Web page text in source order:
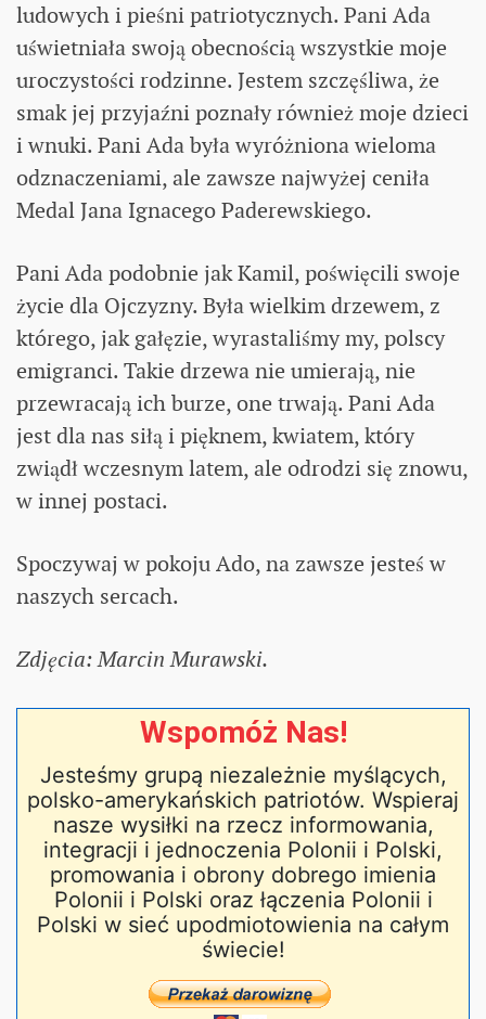
ludowych i pieśni patriotycznych. Pani Ada
uświetniała swoją obecnością wszystkie moje
uroczystości rodzinne. Jestem szczęśliwa, że
smak jej przyjaźni poznały również moje dzieci
i wnuki. Pani Ada była wyróżniona wieloma
odznaczeniami, ale zawsze najwyżej ceniła
Medal Jana Ignacego Paderewskiego.
Pani Ada podobnie jak Kamil, poświęcili swoje
życie dla Ojczyzny. Była wielkim drzewem, z
którego, jak gałęzie, wyrastaliśmy my, polscy
emigranci. Takie drzewa nie umierają, nie
przewracają ich burze, one trwają. Pani Ada
jest dla nas siłą i pięknem, kwiatem, który
zwiądł wczesnym latem, ale odrodzi się znowu,
w innej postaci.
Spoczywaj w pokoju Ado, na zawsze jesteś w
naszych sercach.
Zdjęcia: Marcin Murawski.
Wspomóż Nas!
Jesteśmy grupą niezależnie myślących,
polsko-amerykańskich patriotów. Wspieraj
nasze wysiłki na rzecz informowania,
integracji i jednoczenia Polonii i Polski,
promowania i obrony dobrego imienia
Polonii i Polski oraz łączenia Polonii i
Polski w sieć upodmiotowienia na całym
świecie!